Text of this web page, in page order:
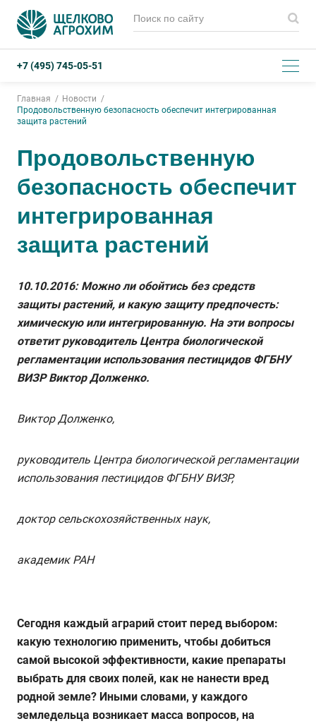
+7 (495) 745-05-51
Главная
Новости
Продовольственную безопасность обеспечит интегрированная
защита растений
Продовольственную
безопасность обеспечит
интегрированная
защита растений
10.10.2016: Можно ли обойтись без средств
защиты растений, и какую защиту предпочесть:
химическую или интегрированную. На эти вопросы
ответит руководитель Центра биологической
регламентации использования пестицидов ФГБНУ
ВИЗР Виктор Долженко.
Виктор Долженко,
руководитель Центра биологической регламентации
использования пестицидов ФГБНУ ВИЗР,
доктор сельскохозяйственных наук,
академик РАН
Сегодня каждый аграрий стоит перед выбором:
какую технологию применить, чтобы добиться
самой высокой эффективности, какие препараты
выбрать для своих полей, как не нанести вред
родной земле? Иными словами, у каждого
земледельца возникает масса вопросов, на